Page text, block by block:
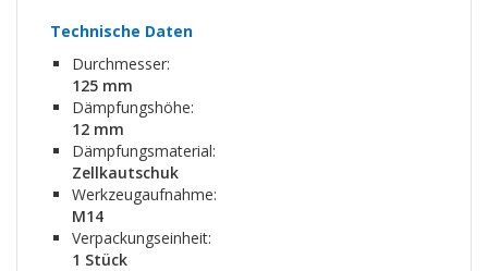
Technische Daten
Durchmesser:
125 mm
Dämpfungshöhe:
12 mm
Dämpfungsmaterial:
Zellkautschuk
Werkzeugaufnahme:
M14
Verpackungseinheit:
1 Stück